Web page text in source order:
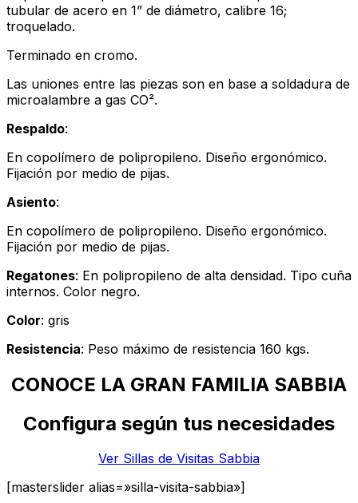
tubular de acero en 1” de diámetro, calibre 16;
troquelado.
Terminado en cromo.
Las uniones entre las piezas son en base a soldadura de
microalambre a gas CO².
Respaldo:
En copolímero de polipropileno. Diseño ergonómico.
Fijación por medio de pijas.
Asiento:
En copolímero de polipropileno. Diseño ergonómico.
Fijación por medio de pijas.
Regatones: En polipropileno de alta densidad. Tipo cuña
internos. Color negro.
Color: gris
Resistencia: Peso máximo de resistencia 160 kgs.
CONOCE LA GRAN FAMILIA SABBIA
Configura según tus necesidades
Ver Sillas de Visitas Sabbia
[masterslider alias=»silla-visita-sabbia»]